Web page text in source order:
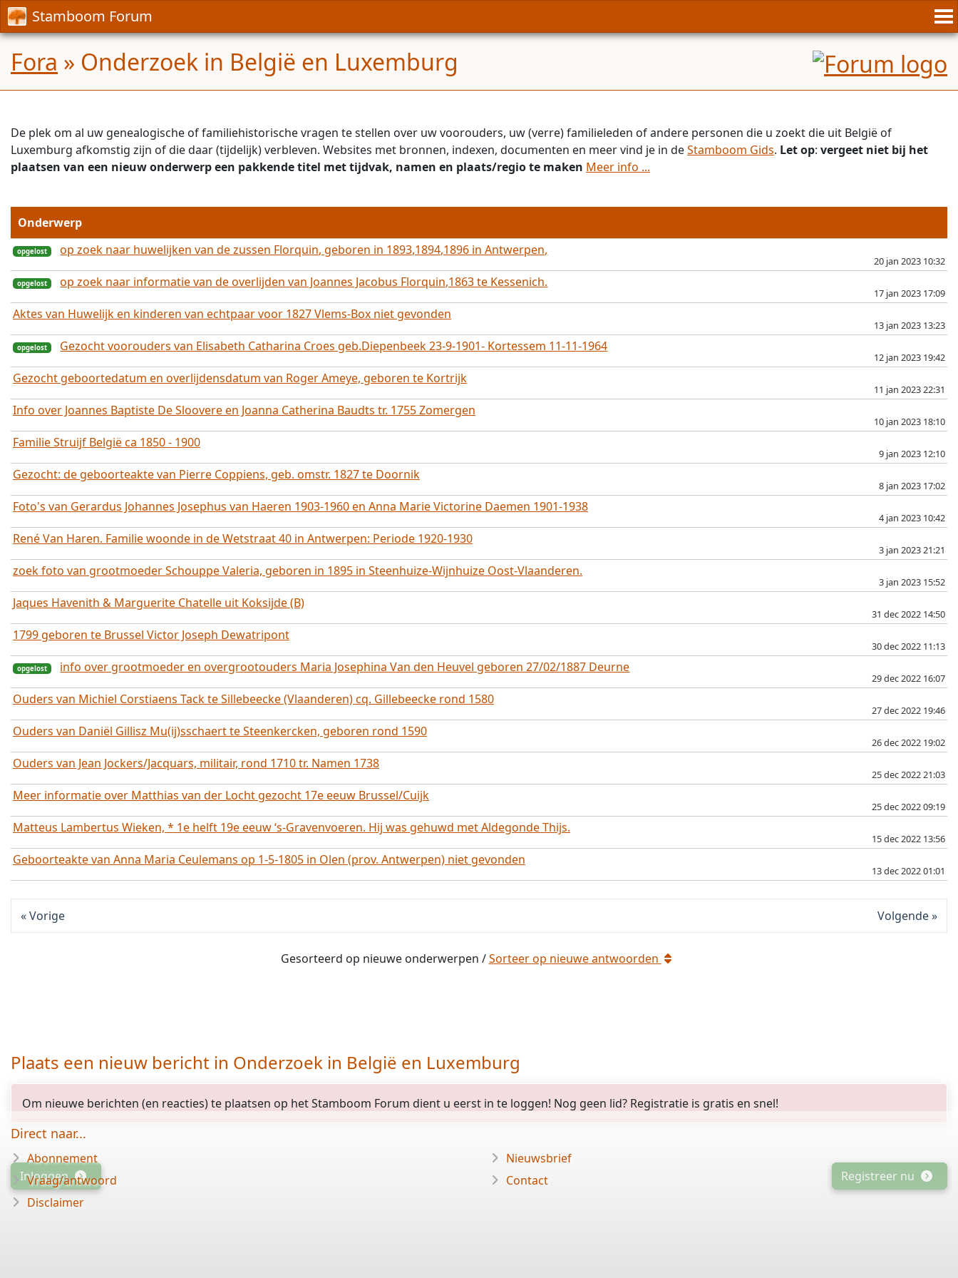
Stamboom Forum
Fora » Onderzoek in België en Luxemburg
De plek om al uw genealogische of familiehistorische vragen te stellen over uw voorouders, uw (verre) familieleden of andere personen die u zoekt die uit België of
Luxemburg afkomstig zijn of die daar (tijdelijk) verbleven. Websites met bronnen, indexen, documenten en meer vind je in deStamboom Gids. Let op: vergeet niet bij het
plaatsen van een nieuw onderwerp een pakkende titel met tijdvak, namen en plaats/regio te maken Meer info ...
Onderwerp
opgelost
op zoek naar huwelijken van de zussen Florquin, geboren in 1893,1894,1896 in Antwerpen,
20 jan 2023 10:32
opgelost
op zoek naar informatie van de overlijden van Joannes Jacobus Florquin,1863 te Kessenich.
17 jan 2023 17:09
Aktes van Huwelijk en kinderen van echtpaar voor 1827 Vlems-Box niet gevonden
13 jan 2023 13:23
opgelost
Gezocht voorouders van Elisabeth Catharina Croes geb.Diepenbeek 23-9-1901- Kortessem 11-11-1964
12 jan 2023 19:42
Gezocht geboortedatum en overlijdensdatum van Roger Ameye, geboren te Kortrijk
11 jan 2023 22:31
Info over Joannes Baptiste De Sloovere en Joanna Catherina Baudts tr. 1755 Zomergen
10 jan 2023 18:10
Familie Struijf België ca 1850 - 1900
9 jan 2023 12:10
Gezocht: de geboorteakte van Pierre Coppiens, geb. omstr. 1827 te Doornik
8 jan 2023 17:02
Foto's van Gerardus Johannes Josephus van Haeren 1903-1960 en Anna Marie Victorine Daemen 1901-1938
4 jan 2023 10:42
René Van Haren. Familie woonde in de Wetstraat 40 in Antwerpen: Periode 1920-1930
3 jan 2023 21:21
zoek foto van grootmoeder Schouppe Valeria, geboren in 1895 in Steenhuize-Wijnhuize Oost-Vlaanderen.
3 jan 2023 15:52
Jaques Havenith & Marguerite Chatelle uit Koksijde (B)
31 dec 2022 14:50
1799 geboren te Brussel Victor Joseph Dewatripont
30 dec 2022 11:13
opgelost
info over grootmoeder en overgrootouders Maria Josephina Van den Heuvel geboren 27/02/1887 Deurne
29 dec 2022 16:07
Ouders van Michiel Corstiaens Tack te Sillebeecke (Vlaanderen) cq. Gillebeecke rond 1580
27 dec 2022 19:46
Ouders van Daniël Gillisz Mu(ij)sschaert te Steenkercken, geboren rond 1590
26 dec 2022 19:02
Ouders van Jean Jockers/Jacquars, militair, rond 1710 tr. Namen 1738
25 dec 2022 21:03
Meer informatie over Matthias van der Locht gezocht 17e eeuw Brussel/Cuijk
25 dec 2022 09:19
Matteus Lambertus Wieken, * 1e helft 19e eeuw ‘s-Gravenvoeren. Hij was gehuwd met Aldegonde Thijs.
15 dec 2022 13:56
Geboorteakte van Anna Maria Ceulemans op 1-5-1805 in Olen (prov. Antwerpen) niet gevonden
13 dec 2022 01:01
Vorige Volgende
Gesorteerd op nieuweonderwerpen /Sorteer op nieuweantwoorden
Plaats een nieuw bericht in Onderzoek in België en Luxemburg
Om nieuwe berichten (en reacties) te plaatsen op het Stamboom Forum dient u eerst in te loggen! Nog geen lid? Registratie is gratis en snel!
Registreer nu
Inloggen
Direct naar...
Abonnement
Vraag/antwoord
Disclaimer
Nieuwsbrief
Contact